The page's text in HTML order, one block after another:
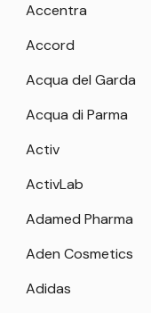
Accentra
Accord
Acqua del Garda
Acqua di Parma
Activ
ActivLab
Adamed Pharma
Aden Cosmetics
Adidas